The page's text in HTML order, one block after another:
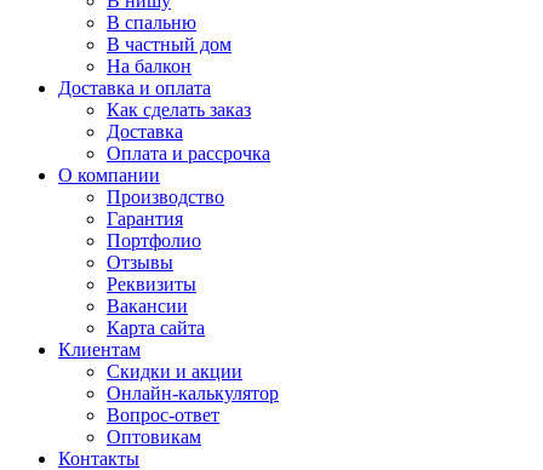
В спальню
В частный дом
На балкон
Доставка и оплата
Как сделать заказ
Доставка
Оплата и рассрочка
О компании
Производство
Гарантия
Портфолио
Отзывы
Реквизиты
Вакансии
Карта сайта
Клиентам
Скидки и акции
Онлайн-калькулятор
Вопрос-ответ
Оптовикам
Контакты